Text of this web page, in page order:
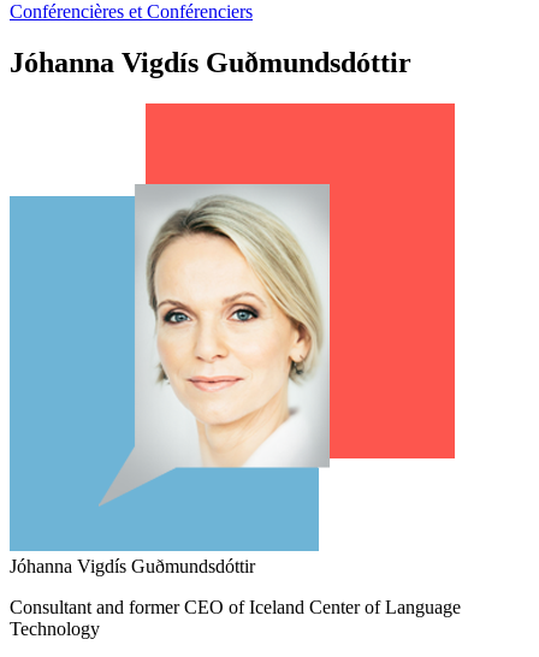
Conférencières et Conférenciers
Jóhanna Vigdís Guðmundsdóttir
Jóhanna Vigdís Guðmundsdóttir
Consultant and former CEO of Iceland Center of Language
Technology